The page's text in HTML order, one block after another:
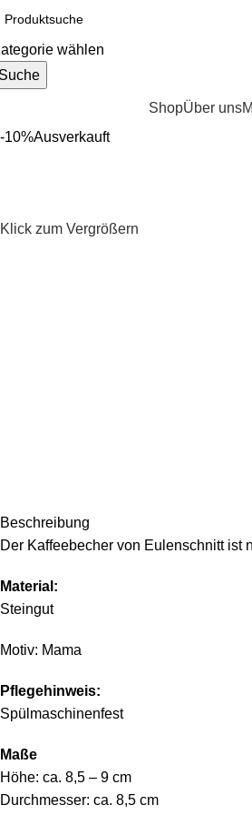
wählen
ShopÜber uns
-10%Ausverkauft
Klick zum Vergrößern
Beschreibung
Der Kaffeebecher von Eulenschnitt ist
Material:
Steingut
Motiv: Mama
Pflegehinweis:
Spülmaschinenfest
Maße
Höhe: ca. 8,5 – 9 cm
Durchmesser: ca. 8,5 cm